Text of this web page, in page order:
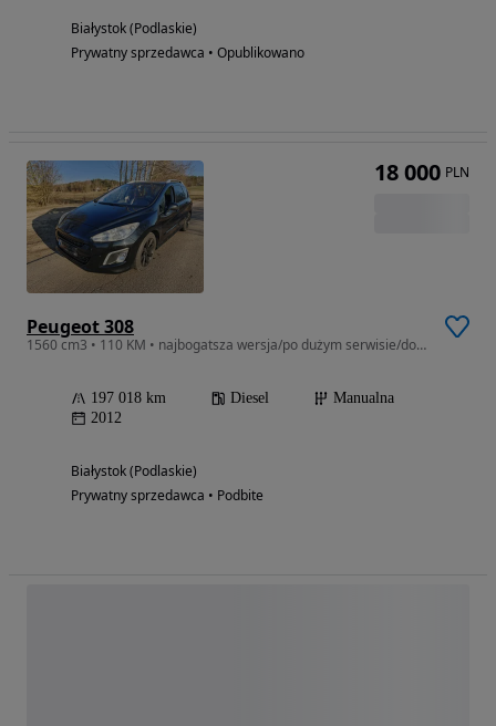
Białystok (Podlaskie)
Prywatny sprzedawca • Opublikowano
Peugeot 308
1560 cm3 • 110 KM • najbogatsza wersja/po dużym serwisie/doinwestowany/półskóry/Allure
197 018 km Diesel
Manualna
2012
Białystok (Podlaskie)
Prywatny sprzedawca • Podbite
18 000 PLN